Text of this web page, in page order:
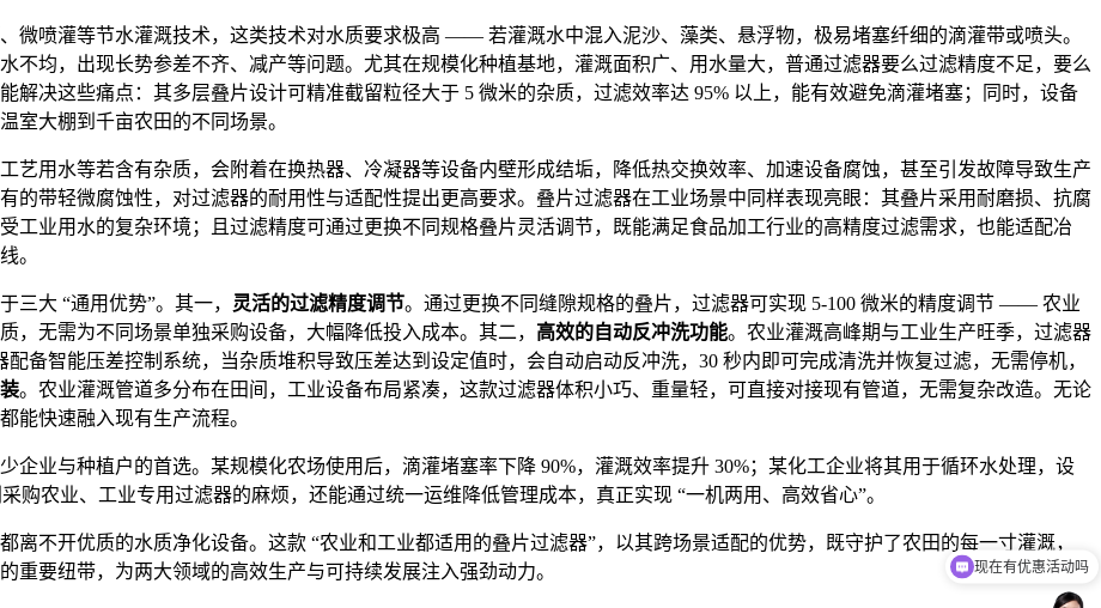
微喷灌等节水灌溉技术，这类技术对水质要求极高 —— 若灌溉水中混入泥沙、藻类、悬浮物，极易堵塞纤细的滴灌带或喷头。
不均，出现长势参差不齐、减产等问题。尤其在规模化种植基地，灌溉面积广、用水量大，普通过滤器要么过滤精度不足，要么
解决这些痛点：其多层叠片设计可精准截留粒径大于 5 微米的杂质，过滤效率达 95% 以上，能有效避免滴灌堵塞；同时，设备
室大棚到千亩农田的不同场景。
艺用水等若含有杂质，会附着在换热器、冷凝器等设备内壁形成结垢，降低热交换效率、加速设备腐蚀，甚至引发故障导致生产
的带轻微腐蚀性，对过滤器的耐用性与适配性提出更高要求。叠片过滤器在工业场景中同样表现亮眼：其叠片采用耐磨损、抗腐
工业用水的复杂环境；且过滤精度可通过更换不同规格叠片灵活调节，既能满足食品加工行业的高精度过滤需求，也能适配冶
。
三大 “通用优势”。其一， 灵活的过滤精度调节。通过更换不同缝隙规格的叠片，过滤器可实现 5-100 微米的精度调节 —— 农业
无需为不同场景单独采购设备，大幅降低投入成本。其二， 高效的自动反冲洗功能。农业灌溉高峰期与工业生产旺季，过滤器
备智能压差控制系统，当杂质堆积导致压差达到设定值时，会自动启动反冲洗，30 秒内即可完成清洗并恢复过滤，无需停机，
。农业灌溉管道多分布在田间，工业设备布局紧凑，这款过滤器体积小巧、重量轻，可直接对接现有管道，无需复杂改造。无论
能快速融入现有生产流程。
企业与种植户的首选。某规模化农场使用后，滴灌堵塞率下降 90%，灌溉效率提升 30%；某化工企业将其用于循环水处理，设
购农业、工业专用过滤器的麻烦，还能通过统一运维降低管理成本，真正实现 “一机两用、高效省心”。
不开优质的水质净化设备。这款 “农业和工业都适用的叠片过滤器”，以其跨场景适配的优势，既守护了农田的每一寸灌溉，
要纽带，为两大领域的高效生产与可持续发展注入强劲动力。
现在有优惠活动吗